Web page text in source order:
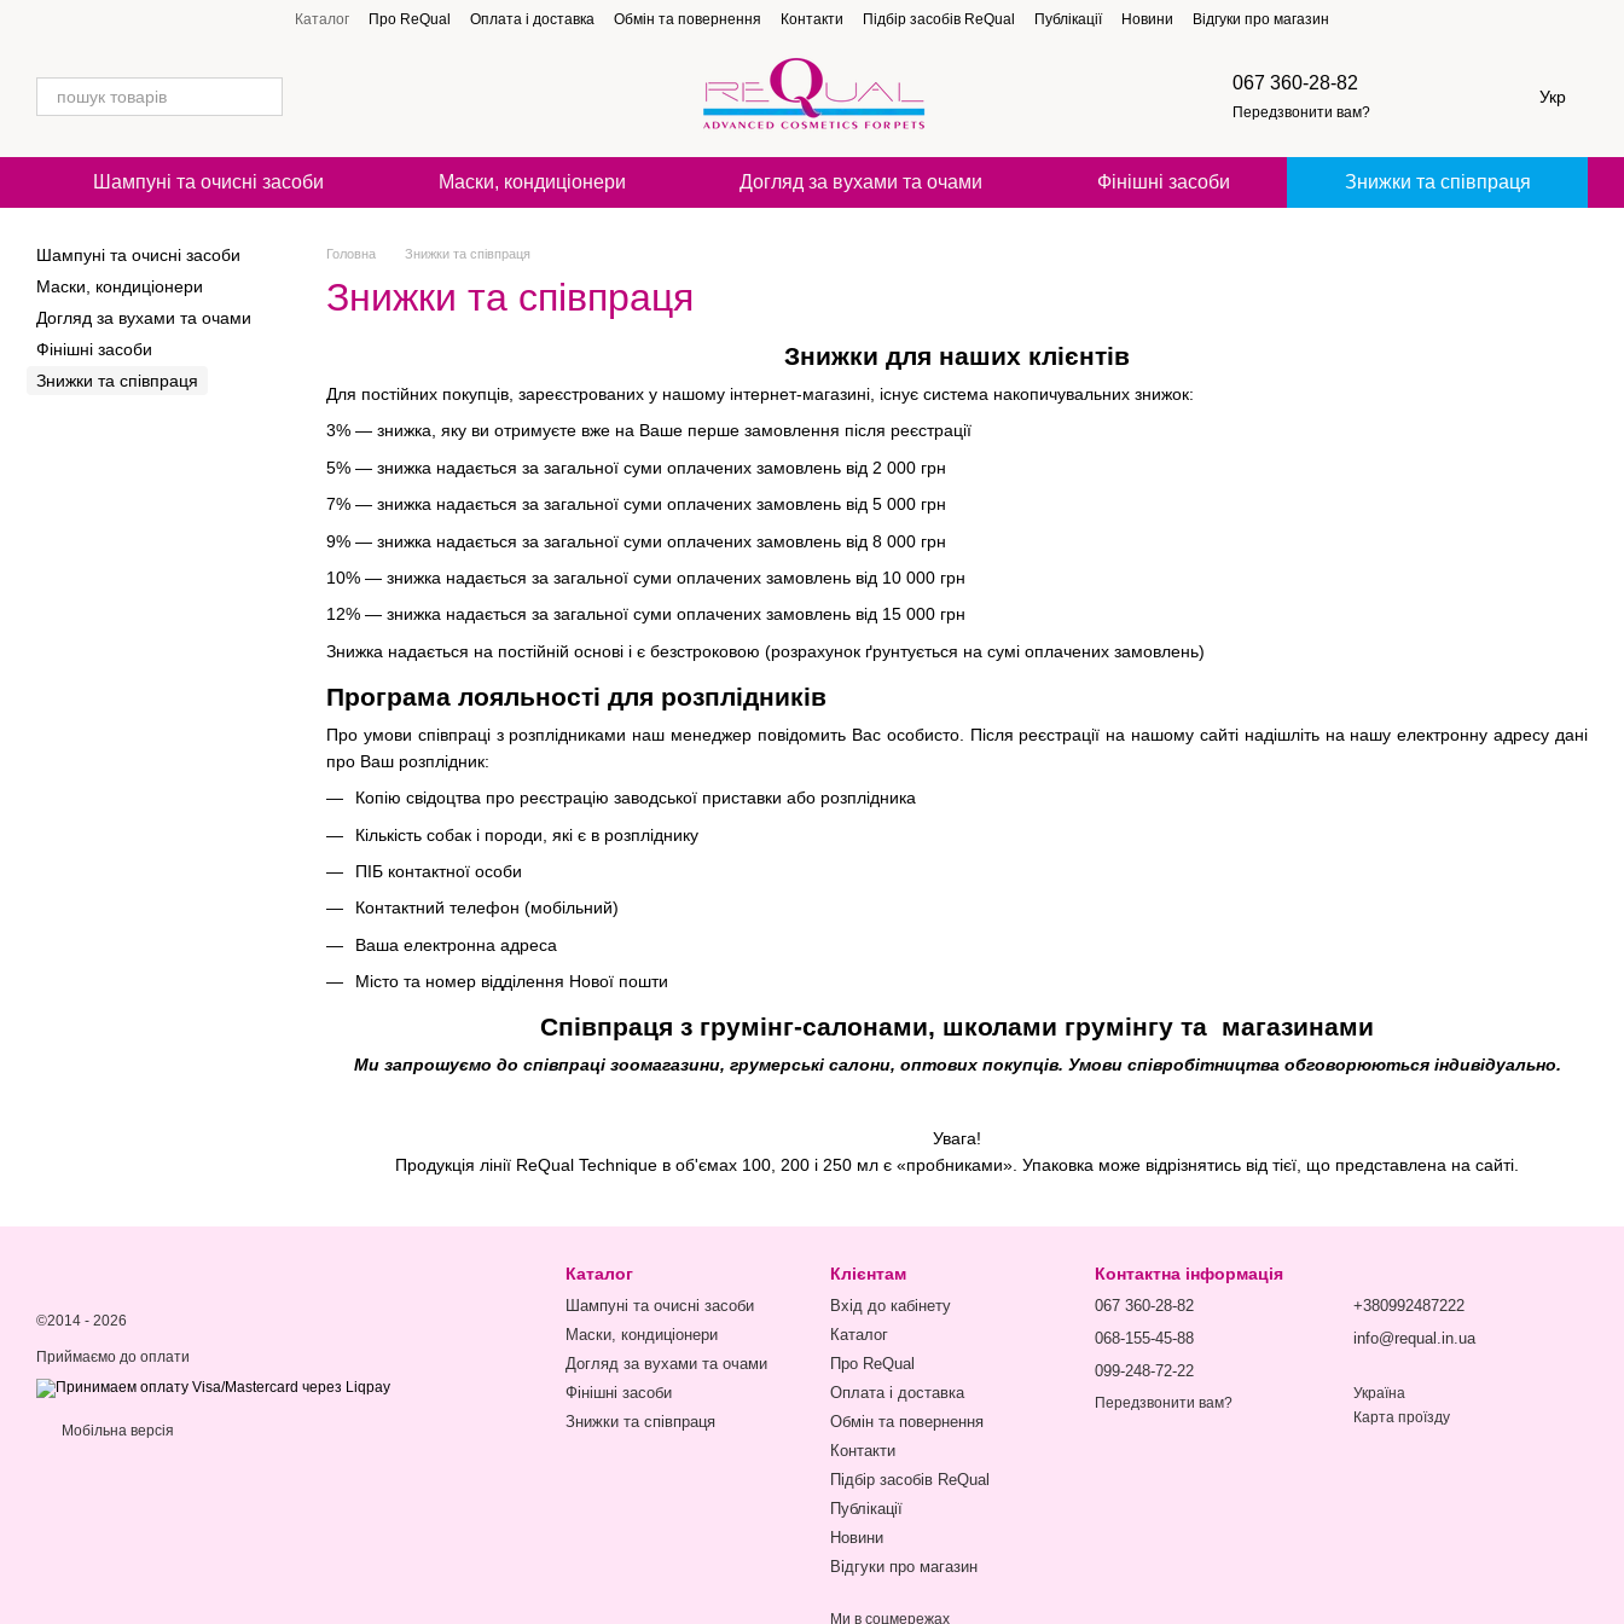
Каталог Про ReQual Оплата і доставка Обмін та повернення Контакти Підбір засобів ReQual Публікації Новини Відгуки про магазин
067 360-28-82
Передзвонити вам?
Укр
Шампуні та очисні засоби Маски, кондиціонери Догляд за вухами та очами Фінішні засоби Знижки та співпраця
Головна Знижки та співпраця
Знижки та співпраця
Знижки для наших клієнтів
Для постійних покупців, зареєстрованих у нашому інтернет-магазині, існує система накопичувальних знижок:
3% — знижка, яку ви отримуєте вже на Ваше перше замовлення після реєстрації
5% — знижка надається за загальної суми оплачених замовлень від 2 000 грн
7% — знижка надається за загальної суми оплачених замовлень від 5 000 грн
9% — знижка надається за загальної суми оплачених замовлень від 8 000 грн
10% — знижка надається за загальної суми оплачених замовлень від 10 000 грн
12% — знижка надається за загальної суми оплачених замовлень від 15 000 грн
Знижка надається на постійній основі і є безстроковою (розрахунок ґрунтується на сумі оплачених замовлень)
Програма лояльності для розплідників
Про умови співпраці з розплідниками наш менеджер повідомить Вас особисто. Після реєстрації на нашому сайті надішліть на нашу електронну адресу дані
про Ваш розплідник:
Копію свідоцтва про реєстрацію заводської приставки або розплідника
Кількість собак і породи, які є в розпліднику
ПІБ контактної особи
Контактний телефон (мобільний)
Ваша електронна адреса
Місто та номер відділення Нової пошти
Співпраця з грумінг-салонами, школами грумінгу та магазинами
Ми запрошуємо до співпраці зоомагазини, грумерські салони, оптових покупців. Умови співробітництва обговорюються індивідуально.
Увага!
Продукція лінії ReQual Technique в об'ємах 100, 200 і 250 мл є «пробниками». Упаковка може відрізнятись від тієї, що представлена на сайті.
Шампуні та очисні засоби
Маски, кондиціонери
Догляд за вухами та очами
Фінішні засоби
Знижки та співпраця
©2014 - 2026
Приймаємо до оплати
Мобільна версія
Каталог
Шампуні та очисні засоби
Маски, кондиціонери
Догляд за вухами та очами
Фінішні засоби
Знижки та співпраця
Клієнтам
Вхід до кабінету
Каталог
Про ReQual
Оплата і доставка
Обмін та повернення
Контакти
Підбір засобів ReQual
Публікації
Новини
Відгуки про магазин
Ми в соцмережах
Контактна інформація
067 360-28-82
068-155-45-88
099-248-72-22
Передзвонити вам?
+380992487222
info@requal.in.ua
Україна
Карта проїзду